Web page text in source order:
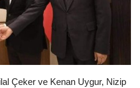
Çeker ve Kenan Uygur, Nizip